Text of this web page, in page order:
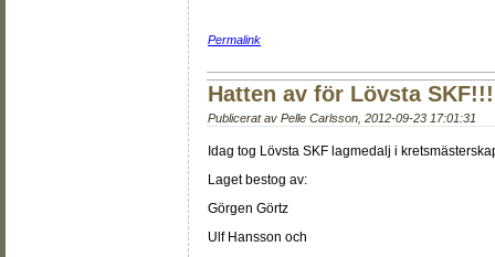
Permalink
Hatten av för Lövsta SKF!!!
Publicerat av Pelle Carlsson 2012-09-23 17:01:31
Idag tog Lövsta SKF lagmedalj i
Laget bestog av:
Görgen Görtz
Ulf Hansson och